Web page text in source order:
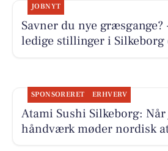
JOBNYT
Savner du nye græsgange?
ledige stillinger i Silkeborg
SPONSORERET ERHVERV
Atami Sushi Silkeborg:
håndværk møder nordisk